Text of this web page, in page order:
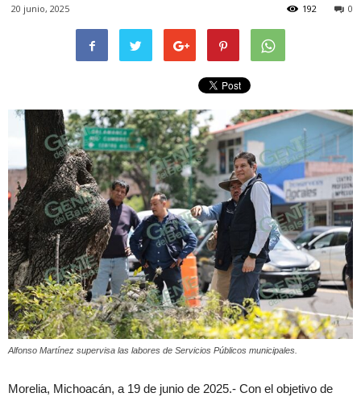
20 junio, 2025 0
192
Alfonso Martínez supervisa las labores de Servicios Públicos municipales.
Morelia, Michoacán, a 19 de junio de 2025.- Con el objetivo de